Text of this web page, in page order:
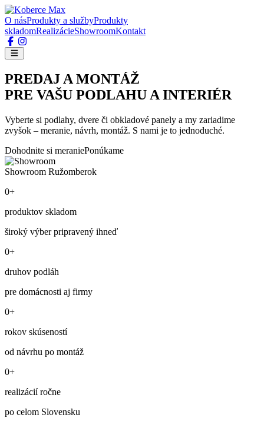
O násProdukty a službyProdukty
skladomRealizácieShowroomKontakt
PREDAJ A MONTÁŽ
PRE VAŠU PODLAHU A INTERIÉR
Vyberte si podlahy, dvere či obkladové panely a my zariadime
zvyšok – meranie, návrh, montáž. S nami je to jednoduché.
Dohodnite si meraniePonúkame
Showroom Ružomberok
0+
produktov skladom
široký výber pripravený ihneď
0+
druhov podláh
pre domácnosti aj firmy
0+
rokov skúseností
od návrhu po montáž
0+
realizácií ročne
po celom Slovensku